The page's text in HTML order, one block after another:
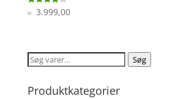
Vurderet
4
kr.3.999,00
Søg
Søg
Produktkategorier